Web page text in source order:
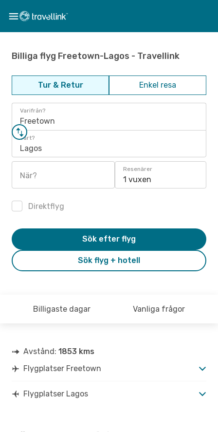
Billiga flyg Freetown-Lagos - Travellink
Tur & Retur Enkel resa
Varifrån?
Freetown
Vart?
Lagos
När?
Resenärer
1 vuxen
Direktflyg
Sök flyg + hotell
Sök efter flyg
Billigaste dagar Vanliga frågor
Avstånd: 1853 kms
Flygplatser Freetown
Flygplatser Lagos